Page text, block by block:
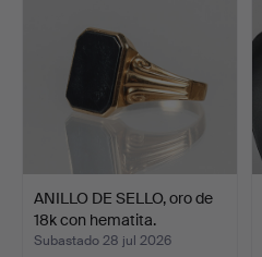
ANILLO DE SELLO, oro de
18k con hematita.
Subastado 28 jul 2026